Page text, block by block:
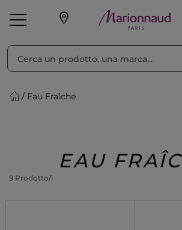
Make-up
Regalo
Eau Fraîche
EAU
9 Prodotto/i
Ordina per